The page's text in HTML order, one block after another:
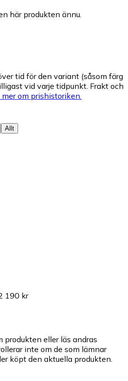
här produkten ännu.
tid för den variant (såsom färg
vid varje tidpunkt. Frakt och
mer om prishistoriken.
Allt
190 kr
produkten eller läs andras
inte om de som lämnar
köpt den aktuella produkten.